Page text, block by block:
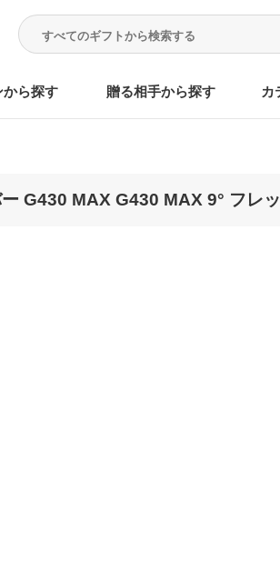
から探す 贈る相手から探す カ
G430 MAX G430 MAX 9° フレ